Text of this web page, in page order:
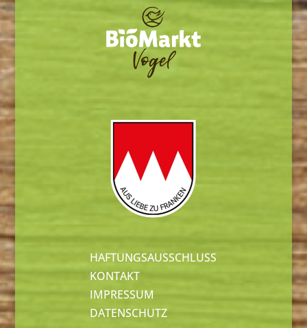
HAFTUNGSAUSSCHLUSS
KONTAKT
IMPRESSUM
DATENSCHUTZ